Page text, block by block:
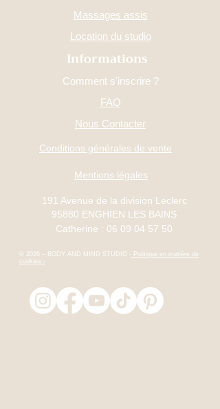
Massages assis
Location du studio
Informations
Comment s'inscrire ?
FAQ
Nous Contacter
Conditions générales de vente
Mentions légales
191 Avenue de la division Leclerc
95880 ENGHIEN LES BAINS
Catherine : 06 09 04 57 50
© 2026 – BODY AND MIND STUDIO - Politique en matière de
cookies -